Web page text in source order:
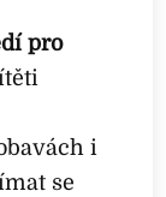
pro
i
se